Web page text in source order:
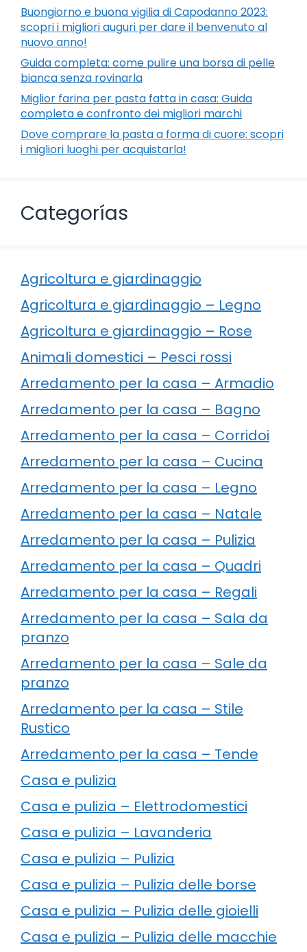
Buongiorno e buona vigilia di Capodanno 2023:
scopri i migliori auguri per dare il benvenuto al
nuovo anno!
Guida completa: come pulire una borsa di pelle
bianca senza rovinarla
Miglior farina per pasta fatta in casa: Guida
completa e confronto dei migliori marchi
Dove comprare la pasta a forma di cuore: scopri
i migliori luoghi per acquistarla!
Categorías
Agricoltura e giardinaggio
Agricoltura e giardinaggio – Legno
Agricoltura e giardinaggio – Rose
Animali domestici – Pesci rossi
Arredamento per la casa – Armadio
Arredamento per la casa – Bagno
Arredamento per la casa – Corridoi
Arredamento per la casa – Cucina
Arredamento per la casa – Legno
Arredamento per la casa – Natale
Arredamento per la casa – Pulizia
Arredamento per la casa – Quadri
Arredamento per la casa – Regali
Arredamento per la casa – Sala da
pranzo
Arredamento per la casa – Sale da
pranzo
Arredamento per la casa – Stile
Rustico
Arredamento per la casa – Tende
Casa e pulizia
Casa e pulizia – Elettrodomestici
Casa e pulizia – Lavanderia
Casa e pulizia – Pulizia
Casa e pulizia – Pulizia delle borse
Casa e pulizia – Pulizia delle gioielli
Casa e pulizia – Pulizia delle macchie